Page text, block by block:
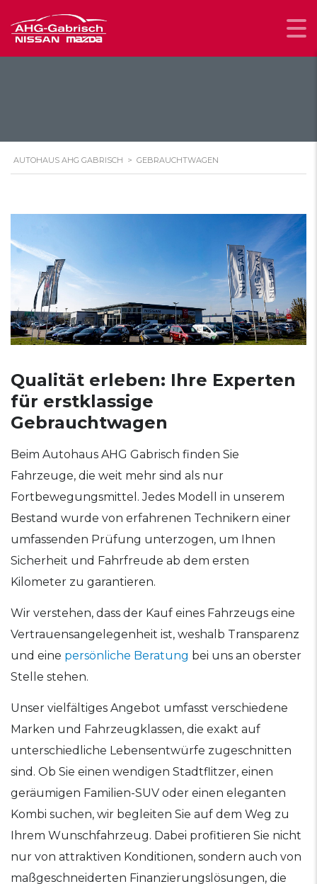
AUTOHAUS AHG GABRISCH > GEBRAUCHTWAGEN
Qualität erleben: Ihre Experten
für erstklassige
Gebrauchtwagen
Beim Autohaus AHG Gabrisch finden Sie
Fahrzeuge, die weit mehr sind als nur
Fortbewegungsmittel. Jedes Modell in unserem
Bestand wurde von erfahrenen Technikern einer
umfassenden Prüfung unterzogen, um Ihnen
Sicherheit und Fahrfreude ab dem ersten
Kilometer zu garantieren.
Wir verstehen, dass der Kauf eines Fahrzeugs eine
Vertrauensangelegenheit ist, weshalb Transparenz
und eine persönliche Beratung bei uns an oberster
Stelle stehen.
Unser vielfältiges Angebot umfasst verschiedene
Marken und Fahrzeugklassen, die exakt auf
unterschiedliche Lebensentwürfe zugeschnitten
sind. Ob Sie einen wendigen Stadtflitzer, einen
geräumigen Familien-SUV oder einen eleganten
Kombi suchen, wir begleiten Sie auf dem Weg zu
Ihrem Wunschfahrzeug. Dabei profitieren Sie nicht
nur von attraktiven Konditionen, sondern auch von
maßgeschneiderten Finanzierungslösungen, die